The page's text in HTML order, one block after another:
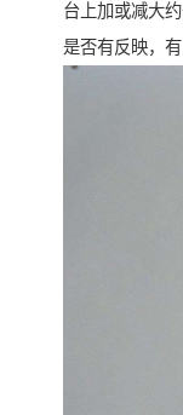
台上加或减大
是否有反映，有